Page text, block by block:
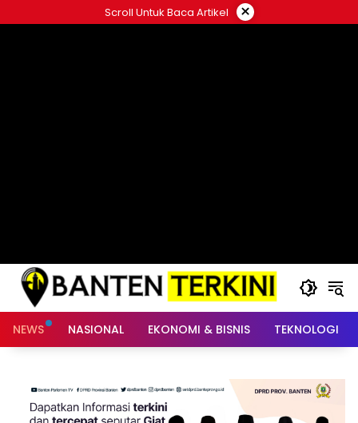
ke
Scroll Untuk Baca Artikel ×
NEWS NASIONAL EKONOMI & BISNIS TEKNOLOGI